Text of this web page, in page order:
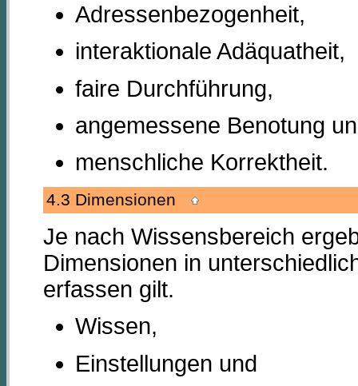
Adressenbezogenheit,
interaktionale Adäquatheit,
faire Durchführung,
angemessene Benotung
menschliche Korrektheit.
4.3 Dimensionen
Je nach Wissensbereich
Dimensionen in
erfassen gilt.
Wissen,
Einstellungen und